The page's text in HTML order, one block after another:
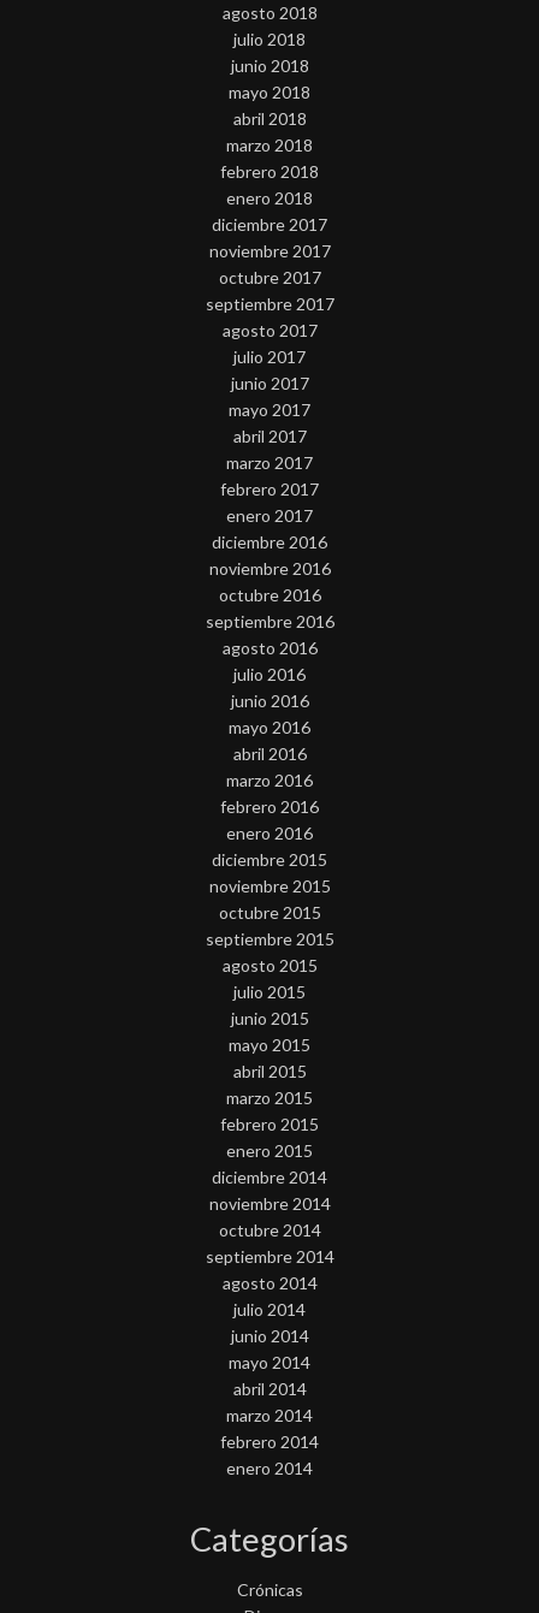
agosto 2018
julio 2018
junio 2018
mayo 2018
abril 2018
marzo 2018
febrero 2018
enero 2018
diciembre 2017
noviembre 2017
octubre 2017
septiembre 2017
agosto 2017
julio 2017
junio 2017
mayo 2017
abril 2017
marzo 2017
febrero 2017
enero 2017
diciembre 2016
noviembre 2016
octubre 2016
septiembre 2016
agosto 2016
julio 2016
junio 2016
mayo 2016
abril 2016
marzo 2016
febrero 2016
enero 2016
diciembre 2015
noviembre 2015
octubre 2015
septiembre 2015
agosto 2015
julio 2015
junio 2015
mayo 2015
abril 2015
marzo 2015
febrero 2015
enero 2015
diciembre 2014
noviembre 2014
octubre 2014
septiembre 2014
agosto 2014
julio 2014
junio 2014
mayo 2014
abril 2014
marzo 2014
febrero 2014
enero 2014
Categorías
Crónicas